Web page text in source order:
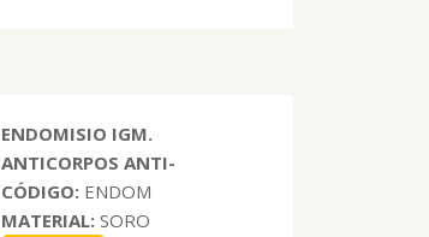
ENDOMISIO IGM.
ANTICORPOS ANTI-
CÓDIGO: ENDOM
MATERIAL: SORO